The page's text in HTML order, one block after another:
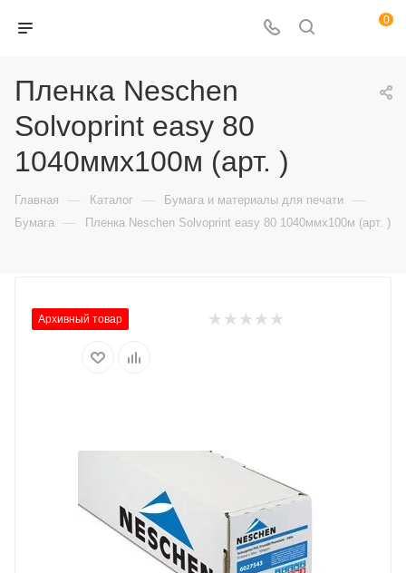
0
Пленка Neschen
Solvoprint easy 80
1040ммх100м (арт. )
Главная — Каталог — Бумага и материалы для печати —
Бумага — Пленка Neschen Solvoprint easy 80 1040ммх100м (арт. )
Архивный товар